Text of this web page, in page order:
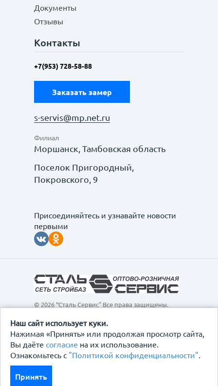
Наш сайт использует куки.
Нажимая «Принять» или продолжая просмотр сайта,
Вы даёте согласие на их использование.
Ознакомьтесь с "Политикой конфиденциальности".
Принять
Документы
Отзывы
Контакты
+7(953) 728-58-88
Заказать замер
s-servis@mp.net.ru
Филиал
Моршанск, Тамбовская область
Поселок Пригородный,
Покровского, 9
Присоединяйтесь и узнавайте новости
первыми
© 2026 “Сталь Сервис" Все права защищены.
интернет-сайт, а также вся информация о товарах и
ценах, предоставленная на нём, носит
исключительно информационный характер и ни при
каких условиях не является публичной офертой,
определяемой положениями Статьи 437
Договор-оферта